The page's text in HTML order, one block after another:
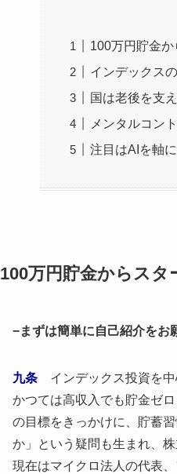
100万円貯金
インデックス
国は老後を支
メンタルコン
注目はAIを軸
100万円貯金からスタ
−まずは簡単に自己紹介をお
九条 インデックス投資を
かつては高収入でも貯金ゼ
の目標をきっかけに、貯蓄
か」という疑問も生まれ、
現在はマイクロ法人の代表